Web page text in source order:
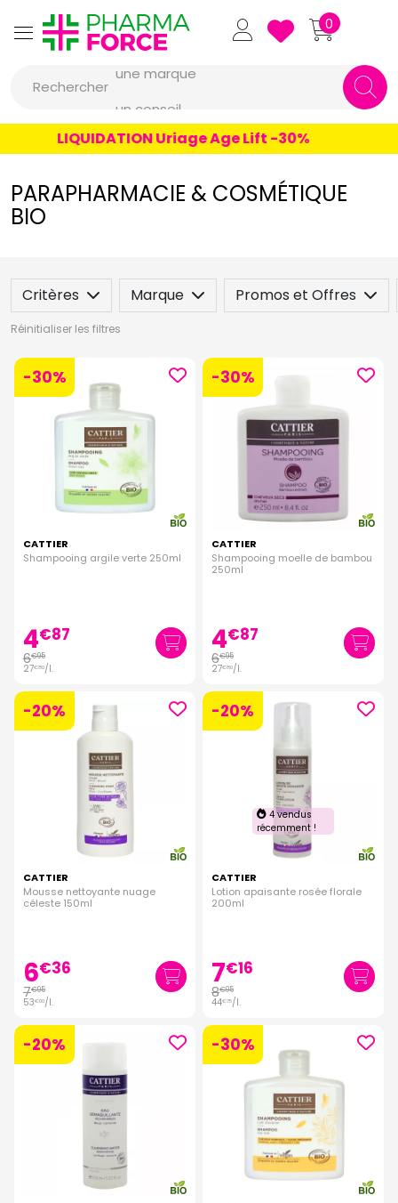
Pharmaforce Grande
0
Rechercher
une marque
un conseil
un produit
une marque
LIQUIDATION Uriage Age Lift -30%
PARAPHARMACIE & COSMÉTIQUE
BIO
Critères Marque Promos et Offres
Réinitialiser les filtres
-30%
CATTIER
Shampooing argile verte 250ml
4€87
6€95
27€80/l.
-30%
CATTIER
Shampooing moelle de bambou
250ml
4€87
6€95
27€80/l.
-20%
CATTIER
Mousse nettoyante nuage
céleste 150ml
6€36
7€95
53€00/l.
-20%
4 vendus
récemment !
CATTIER
Lotion apaisante rosée florale
200ml
7€16
8€95
44€75/l.
-20% -30%